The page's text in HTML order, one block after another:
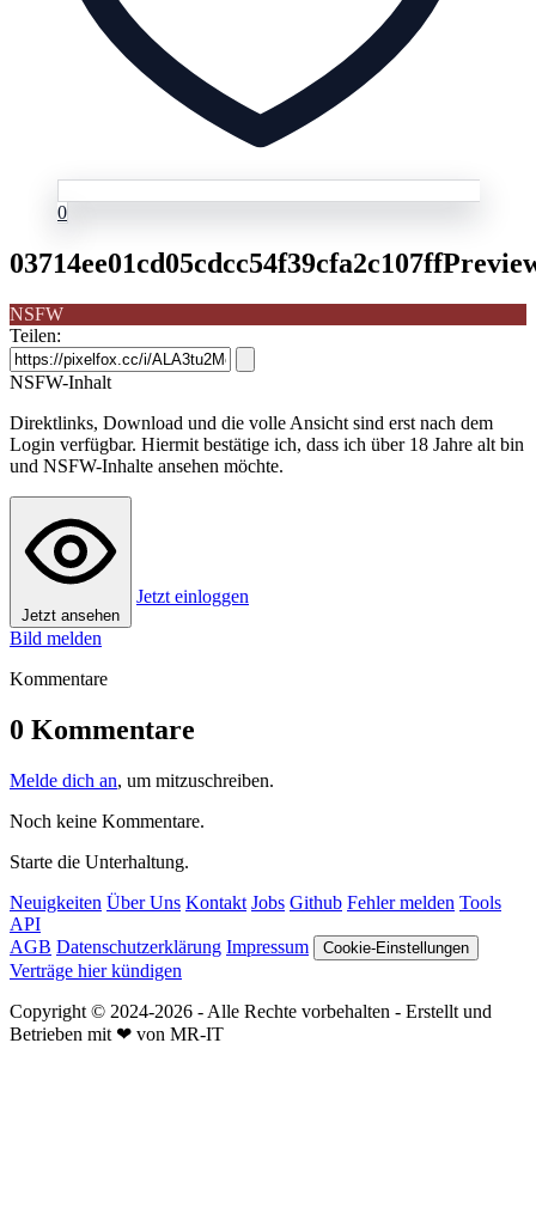
0
NSFW
Teilen:
NSFW-Inhalt
Direktlinks, Download und die volle Ansicht sind erst nach dem
Login verfügbar. Hiermit bestätige ich, dass ich über 18 Jahre alt bin
und NSFW-Inhalte ansehen möchte.
Jetzt ansehen
Jetzt einloggen
Bild melden
Kommentare
0 Kommentare
Melde dich an, um mitzuschreiben.
Noch keine Kommentare.
Starte die Unterhaltung.
Neuigkeiten Über Uns Kontakt Jobs Github Fehler melden Tools
API
AGB Datenschutzerklärung Impressum Cookie-Einstellungen
Verträge hier kündigen
Copyright © 2024-2026 - Alle Rechte vorbehalten - Erstellt und
Betrieben mit ❤ von MR-IT